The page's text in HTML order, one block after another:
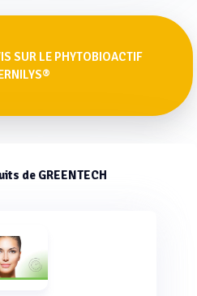
SUR LE PHYTOBIOACTIF
de GREENTECH